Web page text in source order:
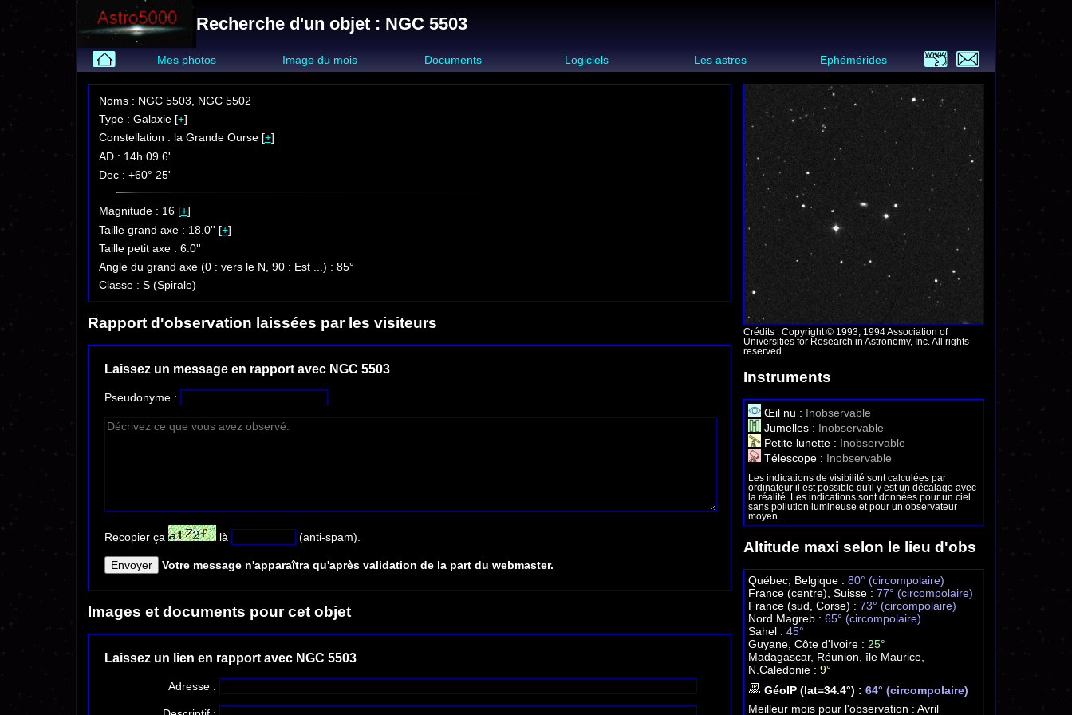
Recherche d'un objet : NGC 5503
Mes photos Image du mois Documents Logiciels Les astres Ephémérides
Noms : NGC 5503, NGC 5502
Type : Galaxie [+]
Constellation : la Grande Ourse [+]
AD : 14h 09.6'
Dec : +60° 25'
Magnitude : 16 [+]
Taille grand axe : 18.0'' [+]
Taille petit axe : 6.0''
Angle du grand axe (0 : vers le N, 90 : Est ...) : 85°
Classe : S (Spirale)
Crédits : Copyright © 1993, 1994 Association of
Universities for Research in Astronomy, Inc. All rights
reserved.
Instruments
Œil nu : Inobservable
Jumelles : Inobservable
Petite lunette : Inobservable
Télescope : Inobservable
Les indications de visibilité sont calculées par
ordinateur il est possible qu'il y est un décalage avec
la réalité. Les indications sont données pour un ciel
sans pollution lumineuse et pour un observateur
moyen.
Altitude maxi selon le lieu d'obs
Québec, Belgique : 80° (circompolaire)
France (centre), Suisse : 77° (circompolaire)
France (sud, Corse) : 73° (circompolaire)
Nord Magreb : 65° (circompolaire)
Sahel : 45°
Guyane, Côte d'Ivoire : 25°
Madagascar, Réunion, île Maurice,
N.Caledonie : 9°
GéoIP (lat=34.4°) : 64° (circompolaire)
Meilleur mois pour l'observation : Avril
Rapport d'observation laissées par les visiteurs
Laissez un message en rapport avec NGC 5503
Pseudonyme :
Recopier ça là (anti-spam).
Votre message n'apparaîtra qu'après validation de la part du webmaster.
Images et documents pour cet objet
Laissez un lien en rapport avec NGC 5503
Adresse :